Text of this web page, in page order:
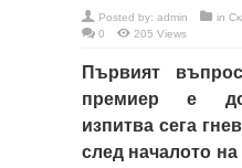
Posted by: admin in
0
205 Views
Първият
премиер е
изпитва сега
след началото